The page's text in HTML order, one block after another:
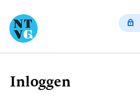
Kruimelpad
Inloggen